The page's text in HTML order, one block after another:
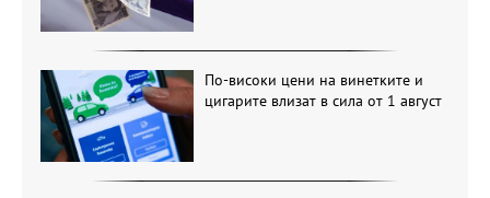
По-високи цени на винетките и
цигарите влизат в сила от 1 август